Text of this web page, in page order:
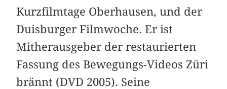
Kurzfilmtage Oberhausen, und der
Duisburger Filmwoche. Er ist
Mitherausgeber der restaurierten
Fassung des Bewegungs-Videos Züri
brännt (DVD 2005). Seine